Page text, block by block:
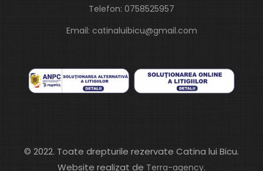
Telefon: 0758525957
Email: catinaluibicu@gmail.com
© 2022. Toate drepturile rezervate Catina lui Bicu.
Website realizat de Terra-agency.